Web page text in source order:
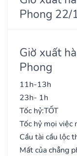
Phong
Giờ xuất
Phong
11h-13h
23h- 1h
Tốc hỷ:TỐT
Tốc hỷ mọi việc
Cầu tài cầu lộc
Mất của chẳng